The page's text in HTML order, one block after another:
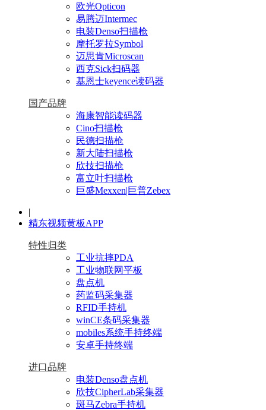
欧光Opticon
易腾迈Intermec
电装Denso扫描枪
摩托罗拉Symbol
迈思肯Microscan
西克Sick扫码器
基恩士keyence读码器
国产品牌
海康智能读码器
Cino扫描枪
民德扫描枪
新大陆扫描枪
欣技扫描枪
富立叶扫描枪
巨盛Mexxen|巨普Zebex
|
精东视频黄板APP
特性归类
工业抗摔PDA
工业物联网平板
盘点机
药监码采集器
RFID手持机
winCE条码采集器
mobiles系统手持终端
安卓手持终端
进口品牌
电装Denso盘点机
欣技CipherLab采集器
斑马Zebra手持机